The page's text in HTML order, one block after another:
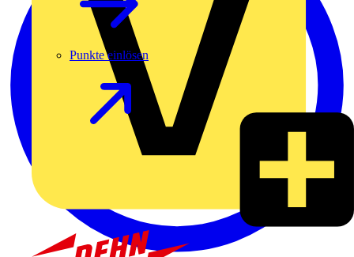
Punkte einlösen